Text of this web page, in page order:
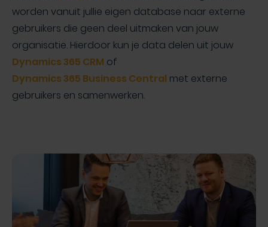
worden vanuit jullie eigen database naar externe
gebruikers die geen deel uitmaken van jouw
organisatie. Hierdoor kun je data delen uit jouw
Dynamics 365 CRM of
Dynamics 365 Business Central met externe
gebruikers en samenwerken.